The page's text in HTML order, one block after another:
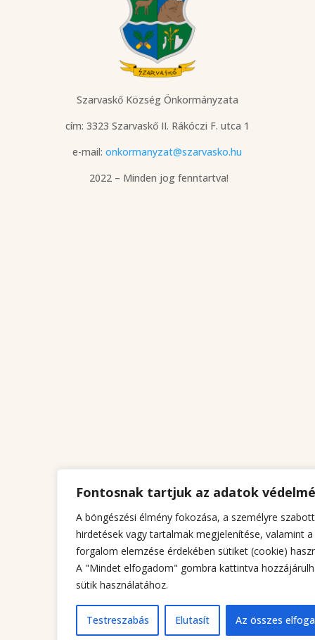
Fontosnak tartjuk az adatok
A böngészési élmény fokozása, a személyre szabott
hirdetések vagy tartalmak megjelenítése, valamint a
forgalom elemzése érdekében sütiket (cookie)
A "Mindet elfogadom" gombra kattintva
sütik használatához.
Testreszabás Elutasít Az összes
Szarvaskő Község Önkormányzata
cím: 3323 Szarvaskő II. Rákóczi F. utca 1
e-mail:onkormanyzat@szarvasko.hu
2022 – Minden jog fenntartva!